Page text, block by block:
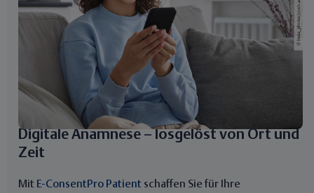
Digitale Anamnese – losgelöst von Ort und
Zeit
Mit E-ConsentPro Patient schaffen Sie für Ihre